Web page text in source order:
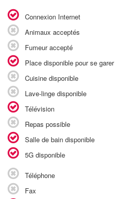
Connexion Internet
Animaux acceptés
Fumeur accepté
Place disponible pour se garer
Cuisine disponible
Lave-linge disponible
Télévision
Repas possible
Salle de bain disponible
5G disponible
Téléphone
Fax